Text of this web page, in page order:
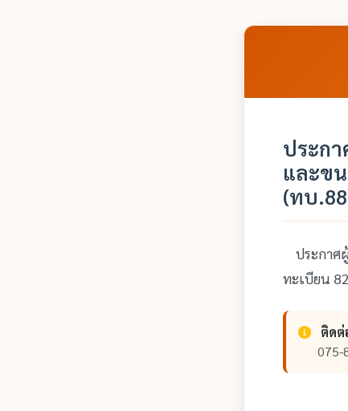
ประก
และข
(ทบ
ประกาศ
ทะเบียน
ติดต่
075-